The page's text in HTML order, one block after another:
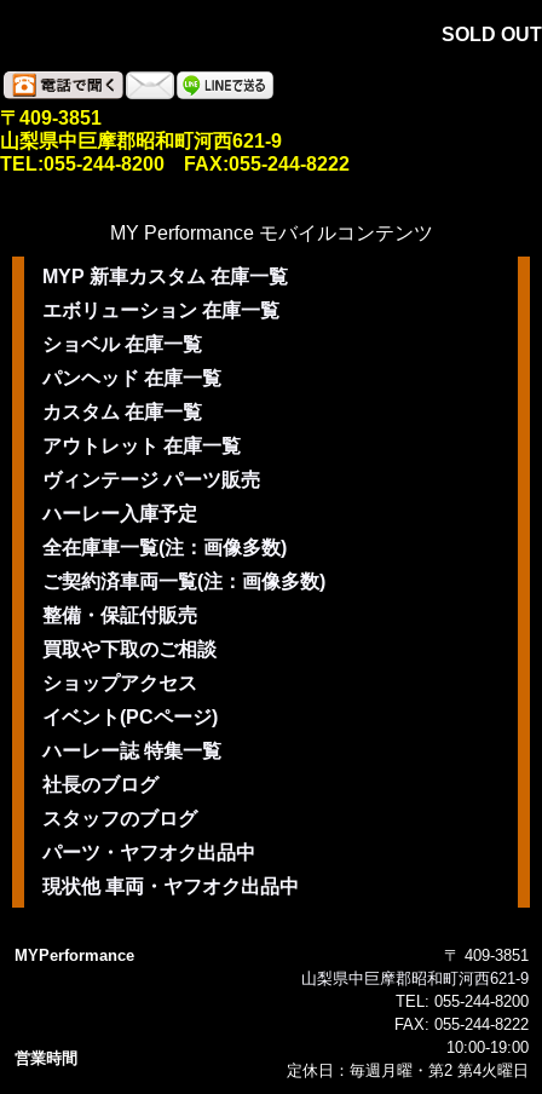
SOLD OUT
〒409-3851
山梨県中巨摩郡昭和町河西621-9
TEL:055-244-8200 FAX:055-244-8222
MY Performance モバイルコンテンツ
MYP 新車カスタム 在庫一覧
エボリューション 在庫一覧
ショベル 在庫一覧
パンヘッド 在庫一覧
カスタム 在庫一覧
アウトレット 在庫一覧
ヴィンテージ パーツ販売
ハーレー入庫予定
全在庫車一覧(注：画像多数)
ご契約済車両一覧(注：画像多数)
整備・保証付販売
買取や下取のご相談
ショップアクセス
イベント(PCページ)
ハーレー誌 特集一覧
社長のブログ
スタッフのブログ
パーツ・ヤフオク出品中
現状他 車両・ヤフオク出品中
MYPerformance
〒 409-3851
山梨県中巨摩郡昭和町河西621-9
TEL: 055-244-8200
FAX: 055-244-8222
営業時間
10:00-19:00
定休日：毎週月曜・第2 第4火曜日